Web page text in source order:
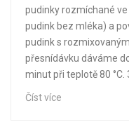
pudinky rozmíchané
pudink bez mléka) a
pudink s
přesnídávku dáváme
minut při teplotě 80 °C.
Číst více